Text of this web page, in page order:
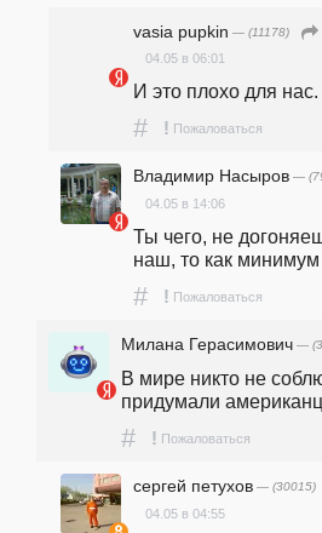
vasia pupkin — (11178)
04.05 в 06:01
И это плохо для нас.
# ! Пожаловаться
Владимир Насыров —
04.05 в 14:06
Ты чего, не
наш, то как
# ! Пожаловаться
Милана Герасимович —
В мире никто не
придумали
# ! Пожаловаться
сергей петухов — (30015)
04.05 в 04:55